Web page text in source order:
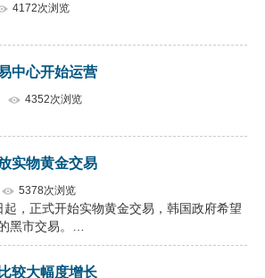
4172次浏览
中心开始运营
4352次浏览
实物黄金交易
5378次浏览
，正式开始实物黄金交易，韩国政府希望
黑市交易。…
较大幅度增长